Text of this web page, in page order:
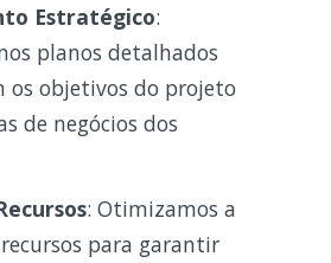
Estratégico:
planos detalhados
os objetivos do projeto
de negócios dos
: Otimizamos a
para garantir